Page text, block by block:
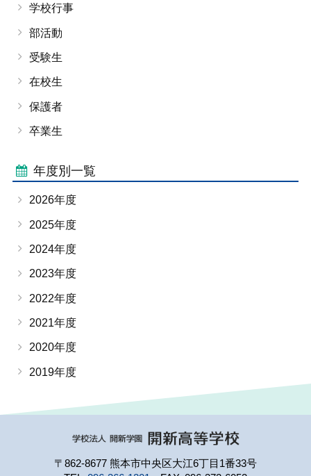
学校行事
部活動
受験生
在校生
保護者
卒業生
年度別一覧
2026年度
2025年度
2024年度
2023年度
2022年度
2021年度
2020年度
2019年度
〒862-8677 熊本市中央区大江6丁目1番33号